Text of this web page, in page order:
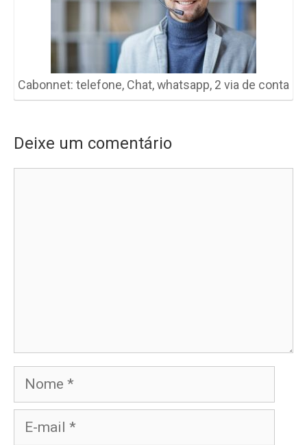
Cabonnet: telefone, Chat, whatsapp, 2 via de conta
Deixe um comentário
Nome